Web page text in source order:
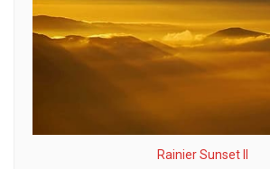
Rainier Sunset II